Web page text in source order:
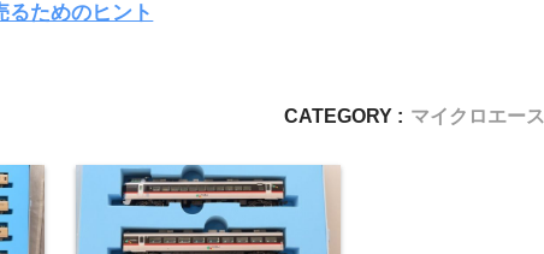
るためのヒント
CATEGORY : マイクロエース